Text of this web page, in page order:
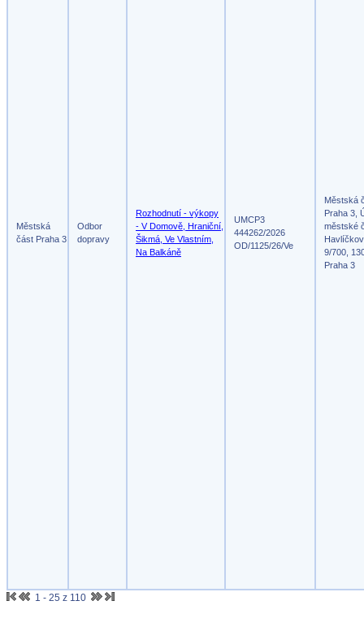
Městská
část Praha 3
Odbor
dopravy
Rozhodnutí - výkopy
- V Domově, Hraniční,
Šikmá, Ve Vlastním,
Na Balkáně
UMCP3
444262/2026
OD/1125/26/Ve
Městská
Praha 3,
městské
9/700,
Praha 3
1 - 25 z 110